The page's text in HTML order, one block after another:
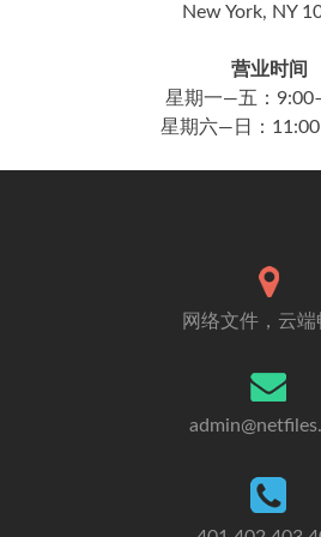
New York, NY
营业时间
星期一—五：
星期六—日：
网络文件，云端